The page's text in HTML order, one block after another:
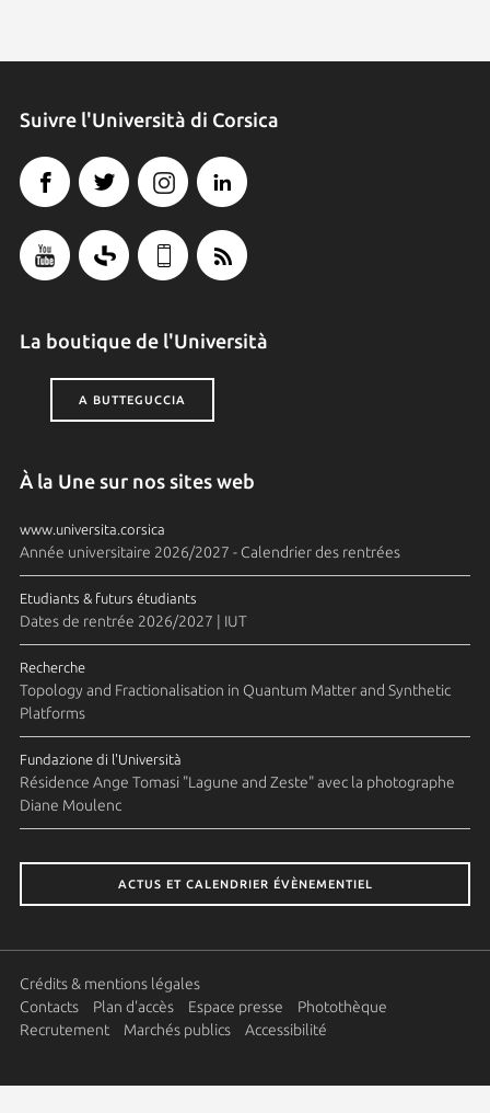
Suivre l'Università di Corsica
La boutique de l'Università
A BUTTEGUCCIA
À la Une sur nos sites web
www.universita.corsica
Année universitaire 2026/2027 - Calendrier des rentrées
Etudiants & futurs étudiants
Dates de rentrée 2026/2027 | IUT
Recherche
Topology and Fractionalisation in Quantum Matter and Synthetic
Platforms
Fundazione di l'Università
Résidence Ange Tomasi "Lagune and Zeste" avec la photographe
Diane Moulenc
ACTUS ET CALENDRIER ÉVÈNEMENTIEL
Crédits & mentions légales
Contacts
Plan d'accès Espace presse
Photothèque
Recrutement
Marchés publics Accessibilité